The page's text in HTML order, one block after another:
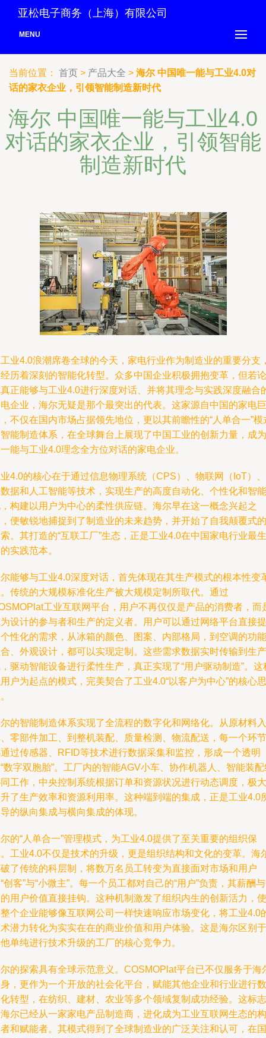
亚松电子商务（上海）有限公司
MENU
当前位置： 首页 > 产品大全 > 海尔 中国唯一能与工业4.0对
话的家衣企业，引领智能制造新时代
海尔 中国唯一能与工业4.0
对话的家衣企业，引领智能
制造新时代
业4.0浪潮席卷全球的今天，家电行业作为制造业的重要分支
历着深刻的智能化转型。众多中国企业积极拥抱变革，但若论
正能够与工业4.0进行深度对话、并将其理念与实践深度融合
企业，海尔无疑是那个最突出的代表。这家源自中国的家电巨
不仅在国内市场占据领先地位，更以其前瞻性的“人单合一”模
能制造体系，在全球舞台上展现了中国工业的创新力量，成为
能与工业4.0理念全方位对话的家电企业。
4.0的核心在于通过信息物理系统（CPS）、物联网（IoT）、
据和人工智能等技术，实现生产的高度自动化、个性化和智能
构建以用户为中心的柔性供应链。海尔早在这一概念兴起之
便敏锐地捕捉到了制造业的未来趋势，并开始了自我颠覆式的
。其打造的“互联工厂”生态，正是工业4.0在中国家电行业最生
实践范本。
能够与工业4.0深度对话，首先体现在其生产模式的根本性变
传统的大规模标准化生产被大规模定制所取代。通过
工业互联网平台，用户不再仅仅是产品的消费者，而
设计的参与者和生产的定义者。用户可以通过网络平台直接提
性化的需求，从冰箱的颜色、图案、内部格局，到空调的功能
、外观设计，都可以实现定制。这些需求数据实时传输到生产
驱动智能设备进行柔性生产，真正实现了“用户驱动制造”。这
户为起点的模式，完美契合了工业4.0“以客户为中心”的核心思
的智能制造体系实现了全流程的数字化和网络化。从原材料入
零部件加工、到整机装配、质量检测、物流配送，每一个环节
过传感器、RFID等技术进行数据采集和监控，形成一个透明
数字双胞胎”。工厂内的智能AGV小车、协作机器人、智能装
工作，中央控制系统根据订单和资源状况进行动态调度，极大
了生产效率和资源利用率。这种端到端的集成，正是工业4.0
的纵向集成与横向集成的体现。
的“人单合一”管理模式，为工业4.0提供了至关重要的组织保
工业4.0不仅是技术的升级，更是组织结构和文化的变革。海
了传统的科层制，将数万名员工转变为直接面对市场和用户
创客”与“小微主”。每一个员工都对自己的“用户”负责，其薪酬
用户价值直接挂钩。这种机制激发了组织内生的创新活力，使
个企业能够像互联网公司一样快速响应市场变化，将工业4.0
潜力转化为实实在在的商业价值和用户体验。这是海尔区别于
单纯进行技术升级的工厂的核心竞争力。
的探索具有全球示范意义。COSMOPlat平台已不仅服务于海
，更作为一个开放的社会化平台，赋能其他企业和行业进行数
转型，在纺织、建材、农业等多个领域复制成功经验。这标志
尔已经从一家家电产品制造商，进化成为工业互联网生态的构
和赋能者。其模式得到了全球制造业的广泛关注和认可，在国